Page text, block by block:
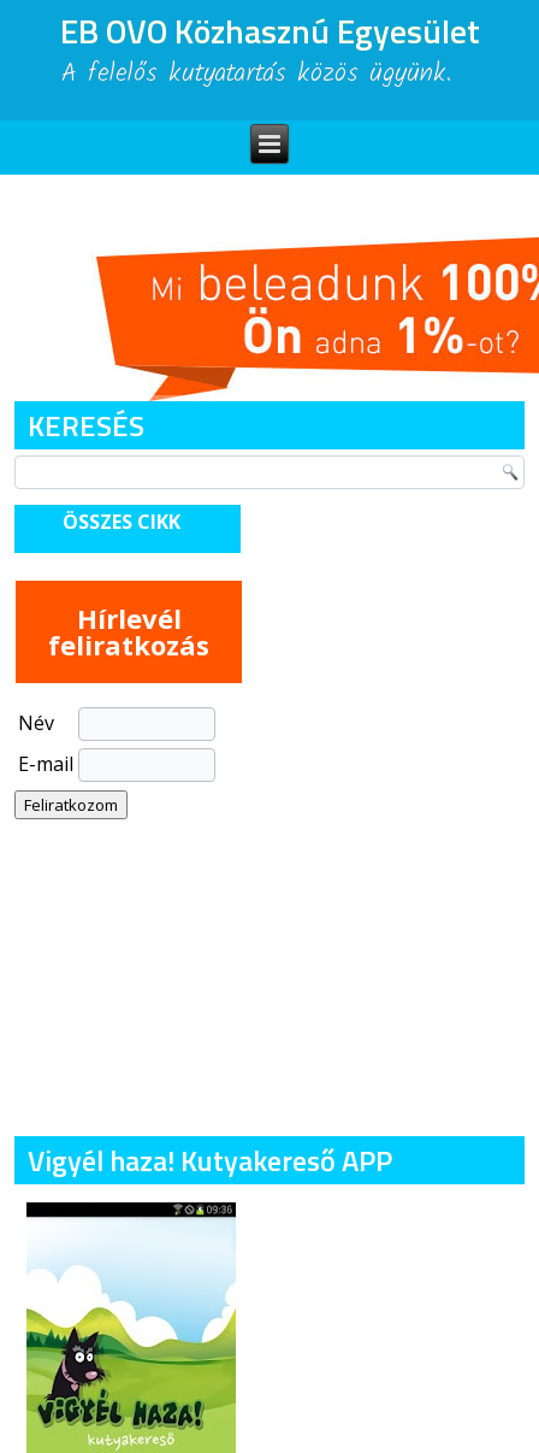
EB OVO Közhasznú Egyesület
A felelős kutyatartás közös ügyünk.
KERESÉS
ÖSSZES CIKK
Hírlevél
feliratkozás
Név
E-mail
Vigyél haza! Kutyakereső APP